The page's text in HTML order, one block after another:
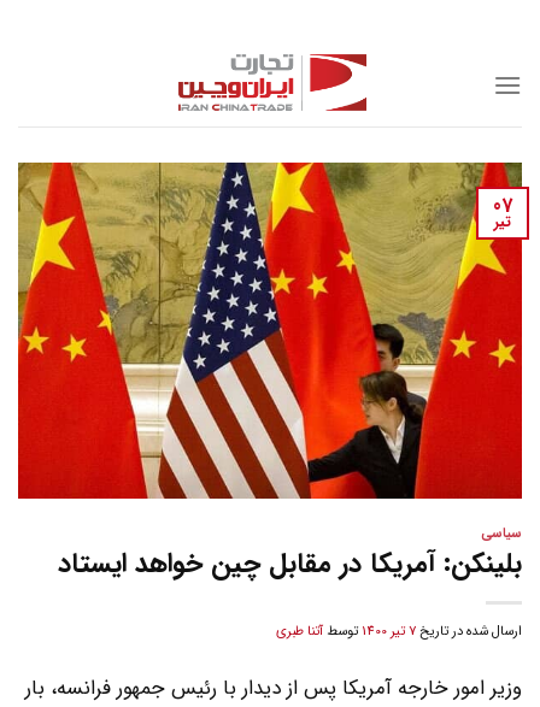
content
07
تیر
سیاسی
بلینکن: آمریکا در مقابل چین خواهد ایستاد
ارسال شده در تاریخ7 تیر 1400 توسط آتنا طبری
وزیر امور خارجه آمریکا پس از دیدار با رئیس جمهور فرانسه، بار